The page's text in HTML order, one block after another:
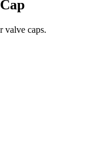
valve caps.